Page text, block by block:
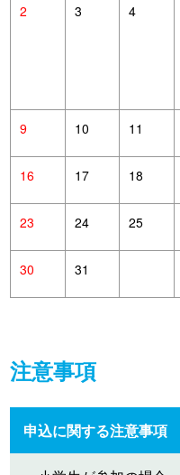
2 3 4
9 10 11
16 17 18
23 24 25
30 31
注意事項
申込に関する注意事項